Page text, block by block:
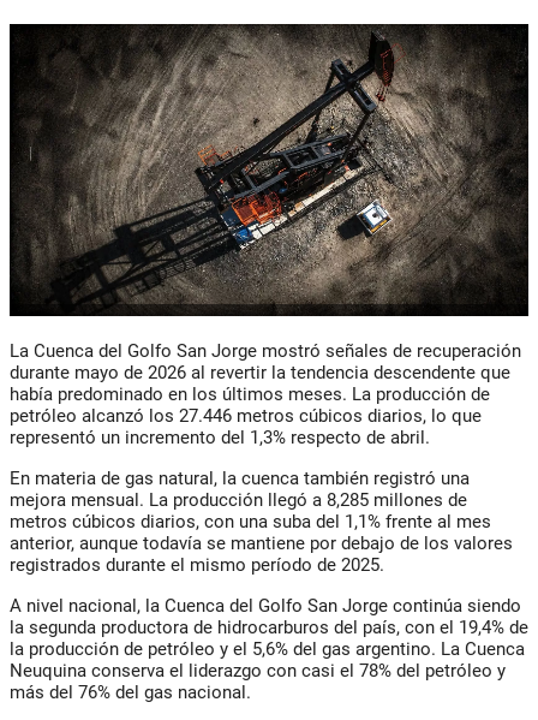
La Cuenca del Golfo San Jorge mostró señales de recuperación
durante mayo de 2026 al revertir la tendencia descendente que
había predominado en los últimos meses. La producción de
petróleo alcanzó los 27.446 metros cúbicos diarios, lo que
representó un incremento del 1,3% respecto de abril.
En materia de gas natural, la cuenca también registró una
mejora mensual. La producción llegó a 8,285 millones de
metros cúbicos diarios, con una suba del 1,1% frente al mes
anterior, aunque todavía se mantiene por debajo de los valores
registrados durante el mismo período de 2025.
A nivel nacional, la Cuenca del Golfo San Jorge continúa siendo
la segunda productora de hidrocarburos del país, con el 19,4% de
la producción de petróleo y el 5,6% del gas argentino. La Cuenca
Neuquina conserva el liderazgo con casi el 78% del petróleo y
más del 76% del gas nacional.